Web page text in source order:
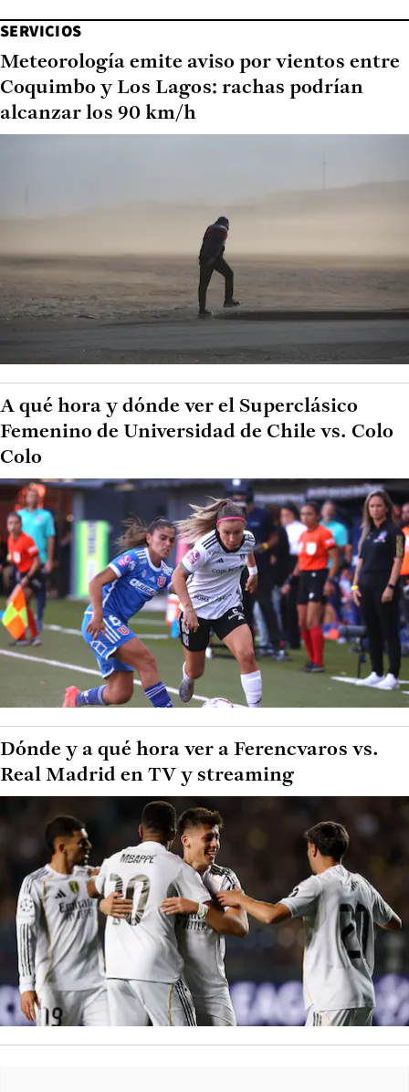
SERVICIOS
Meteorología emite aviso por vientos entre
Coquimbo y Los Lagos: rachas podrían
alcanzar los 90 km/h
A qué hora y dónde ver el Superclásico
Femenino de Universidad de Chile vs. Colo
Colo
Dónde y a qué hora ver a Ferencvaros vs.
Real Madrid en TV y streaming